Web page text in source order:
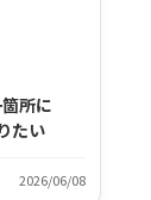
所に
たい
2026/06/08